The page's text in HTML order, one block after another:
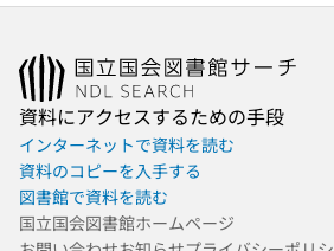
資料にアクセスするための手段
インターネットで資料を読む
資料のコピーを入手する
図書館で資料を読む
国立国会図書館ホームページ